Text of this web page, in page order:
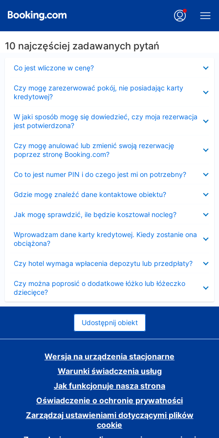
10 najczęściej zadawanych pytań
Co jest wliczone w cenę?
Czy mogę zarezerwować pokój, nie posiadając karty
kredytowej?
W jaki sposób mogę się dowiedzieć, czy moja rezerwacja
jest potwierdzona?
Czy mogę anulować lub zmienić swoją rezerwację
poprzez stronę Booking.com?
Co to jest numer PIN i do czego jest mi on potrzebny?
Gdzie mogę znaleźć dane kontaktowe obiektu?
Jak mogę sprawdzić, ile będzie kosztował nocleg?
Wprowadzam dane karty kredytowej. Kiedy zostanie ona
obciążona?
Czy hotel wymaga wpłacenia depozytu lub przedpłaty?
Czy można poprosić o dodatkowe łóżko lub łóżeczko
dziecięce?
Udostępnij obiekt
Wersja na urządzenia stacjonarne
Warunki świadczenia usług
Jak funkcjonuje nasza strona
Oświadczenie o ochronie prywatności
Zarządzaj ustawieniami dotyczącymi plików
cookie